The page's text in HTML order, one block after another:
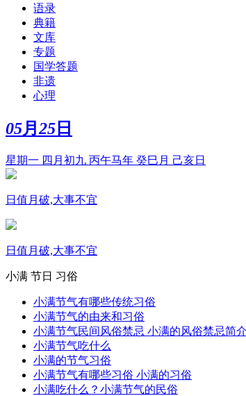
语录
典籍
文库
专题
国学答题
非遗
心理
05月 25 日
星期一 四月初九 丙午马年 癸巳月 己亥日
日值月破,大事不宜
日值月破,大事不宜
小满 节日 习俗
小满节气有哪些传统习俗
小满节气的由来和习俗
小满节气民间风俗禁忌 小满的风俗禁忌简介
小满节气吃什么
小满的节气习俗
小满节气有哪些习俗 小满的习俗
小满吃什么？小满节气的民俗